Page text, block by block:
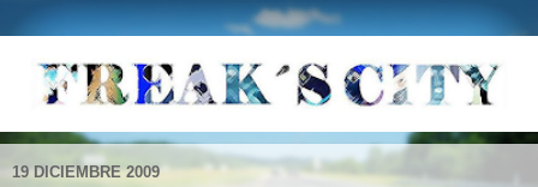
19 DICIEMBRE 2009